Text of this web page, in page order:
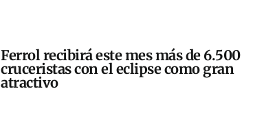
Ferrol recibirá este mes más de 6.500
cruceristas con el eclipse como gran
atractivo